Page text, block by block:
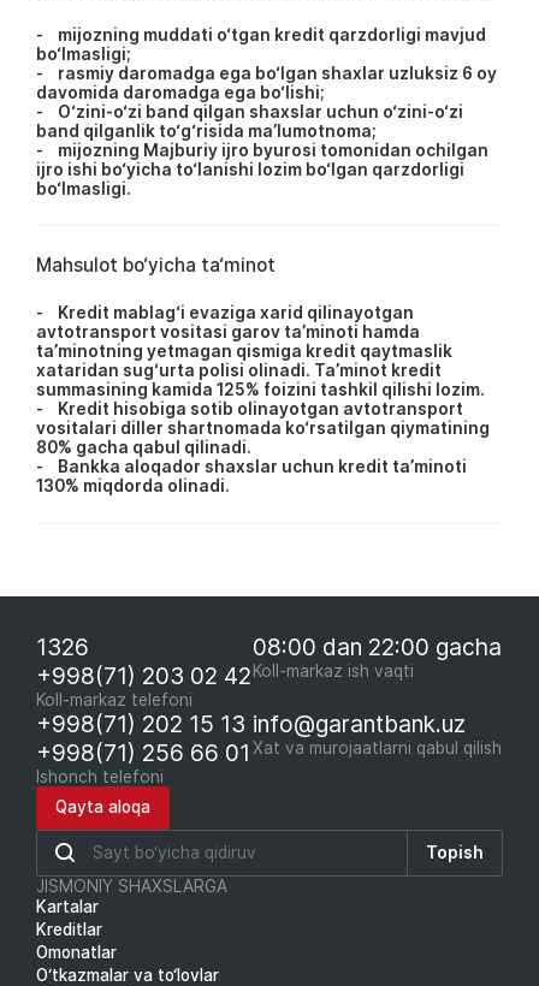
- mijozning muddati o‘tgan kredit qarzdorligi mavjud
bo‘lmasligi;
- rasmiy daromadga ega bo‘lgan shaxlar uzluksiz 6 oy
davomida daromadga ega bo‘lishi;
- O‘zini-o‘zi band qilgan shaxslar uchun o‘zini-o‘zi
band qilganlik to‘g‘risida ma’lumotnoma;
- mijozning Majburiy ijro byurosi tomonidan ochilgan
ijro ishi bo‘yicha to‘lanishi lozim bo‘lgan qarzdorligi
bo‘lmasligi.
Mahsulot bo‘yicha ta‘minot
- Kredit mablag‘i evaziga xarid qilinayotgan
avtotransport vositasi garov ta’minoti hamda
ta’minotning yetmagan qismiga kredit qaytmaslik
xataridan sug‘urta polisi olinadi. Ta’minot kredit
summasining kamida 125% foizini tashkil qilishi lozim.
- Kredit hisobiga sotib olinayotgan avtotransport
vositalari diller shartnomada ko‘rsatilgan qiymatining
80% gacha qabul qilinadi.
- Bankka aloqador shaxslar uchun kredit ta’minoti
130% miqdorda olinadi.
1326
+998(71) 203 02 42
Koll-markaz telefoni
08:00 dan 22:00 gacha
Koll-markaz ish vaqti
+998(71) 202 15 13
+998(71) 256 66 01
Ishonch telefoni
info@garantbank.uz
Xat va murojaatlarni qabul qilish
Qayta aloqa
Topish
JISMONIY SHAXSLARGA
Kartalar
Kreditlar
Omonatlar
O‘tkazmalar va to‘lovlar